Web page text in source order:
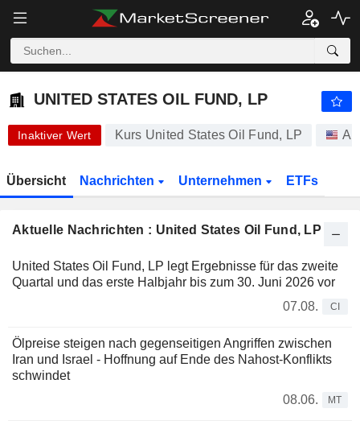
UNITED STATES OIL FUND, LP
Inaktiver Wert Kurs United States Oil Fund, LP
Übersicht Nachrichten Unternehmen ETFs
Aktuelle Nachrichten : United States Oil Fund, LP
United States Oil Fund, LP legt Ergebnisse für das zweite
Quartal und das erste Halbjahr bis zum 30. Juni 2026 vor
07.08.
CI
Ölpreise steigen nach gegenseitigen Angriffen zwischen
Iran und Israel - Hoffnung auf Ende des Nahost-Konflikts
schwindet
08.06.
MT